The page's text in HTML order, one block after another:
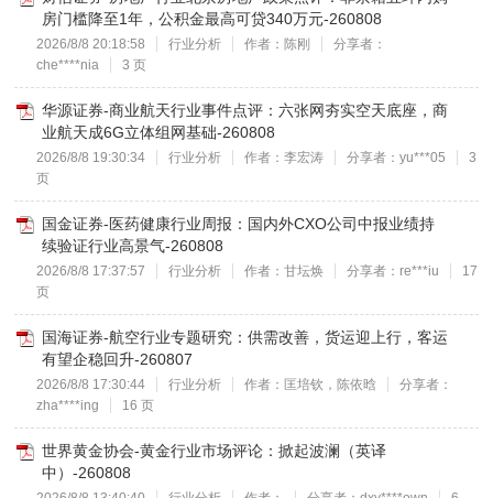
房门槛降至1年，公积金最高可贷340万元-260808
2026/8/8 20:18:58 行业分析 作者：陈刚
分享者：
che****nia
3 页
华源证券-商业航天行业事件点评：六张网夯实空天底座，商
业航天成6G立体组网基础-260808
2026/8/8 19:30:34 行业分析 作者：李宏涛 分享者：yu***05
3
页
国金证券-医药健康行业周报：国内外CXO公司中报业绩持
续验证行业高景气-260808
2026/8/8 17:37:57 行业分析 作者：甘坛焕 分享者：re***iu
17
页
国海证券-航空行业专题研究：供需改善，货运迎上行，客运
有望企稳回升-260807
2026/8/8 17:30:44 行业分析 作者：匡培钦，陈依晗
分享者：
zha****ing
16 页
世界黄金协会-黄金行业市场评论：掀起波澜（英译
中）-260808